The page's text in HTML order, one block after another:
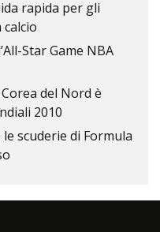
rapida per gli
Star Game NBA
del Nord è
2010
le scuderie di Formula